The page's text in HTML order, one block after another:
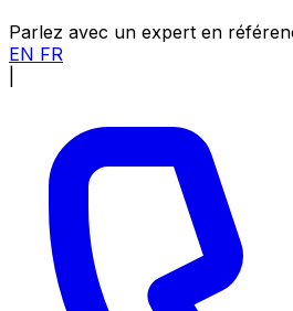
Parlez avec un expert en
EN FR